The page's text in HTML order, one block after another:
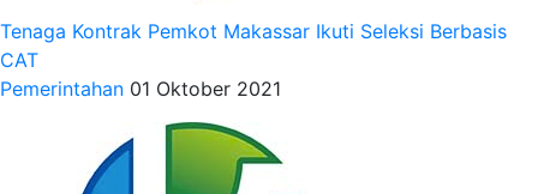
Tenaga Kontrak Pemkot Makassar Ikuti Seleksi Berbasis
CAT
Pemerintahan 01 Oktober 2021